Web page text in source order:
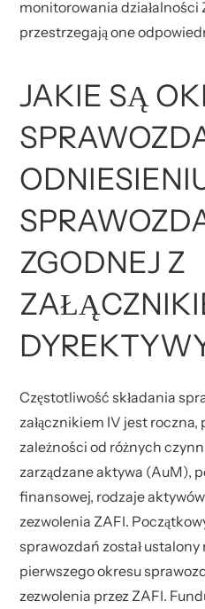
monitorowania działalności
przestrzegają one
JAKIE SĄ
ZGODNEJ Z
Częstotliwość składania
załącznikiem IV jest
zależności od różnych
zarządzane aktywa (AuM),
finansowej, rodzaje
zezwolenia ZAFI.
sprawozdań został
pierwszego okresu
zezwolenia przez ZAFI.